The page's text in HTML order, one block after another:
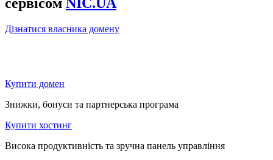
Дізнатися власника домену
Купити домен
Знижки, бонуси та партнерська програма
Купити хостинг
Висока продуктивність та зручна панель управління